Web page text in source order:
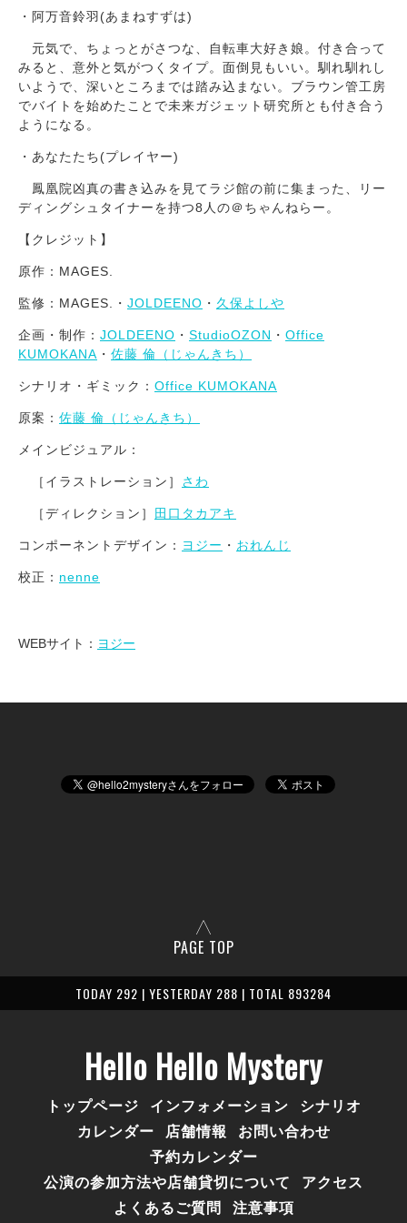
・阿万音鈴羽(あまねすずは)
元気で、ちょっとがさつな、自転車大好き娘。付き合って
みると、意外と気がつくタイプ。面倒見もいい。馴れ馴れし
いようで、深いところまでは踏み込まない。ブラウン管工房
でバイトを始めたことで未来ガジェット研究所とも付き合う
ようになる。
・あなたたち(プレイヤー)
鳳凰院凶真の書き込みを見てラジ館の前に集まった、リー
ディングシュタイナーを持つ8人の＠ちゃんねらー。
【クレジット】
原作：MAGES.
監修：MAGES.・ JOLDEENO ・ 久保よしや
企画・制作： JOLDEENO ・ StudioOZON ・ Office
KUMOKANA ・ 佐藤 倫（じゃんきち）
シナリオ・ギミック： Office KUMOKANA
原案： 佐藤 倫（じゃんきち）
メインビジュアル：
［イラストレーション］ さわ
［ディレクション］ 田口タカアキ
コンポーネントデザイン： ヨジー ・ おれんじ
校正： nenne
WEBサイト： ヨジー
PAGE TOP
TODAY 292 | YESTERDAY 288 | TOTAL 893284
Hello Hello Mystery
トップページ インフォメーション シナリオ
カレンダー
店舗情報
お問い合わせ
予約カレンダー
公演の参加方法や店舗貸切について
アクセス
よくあるご質問 注意事項